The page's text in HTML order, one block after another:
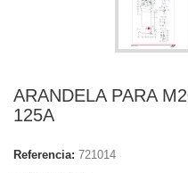
ARANDELA PARA
125A
Referencia: 721014